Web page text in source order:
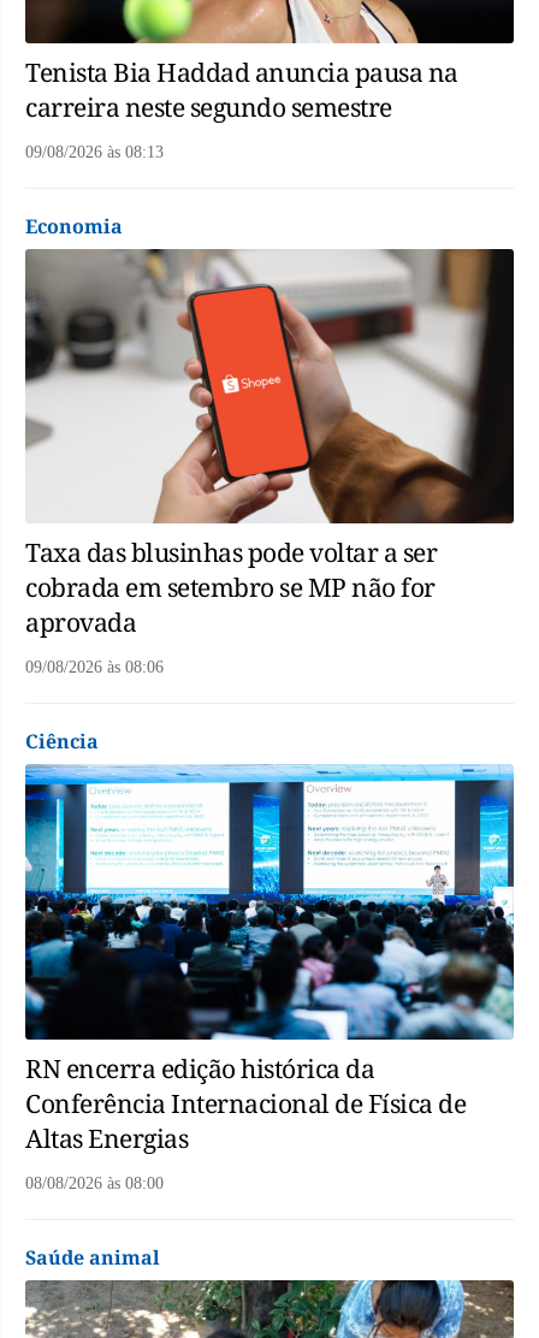
Tenista Bia Haddad anuncia pausa na
carreira neste segundo semestre
09/08/2026 às 08:13
Economia
Taxa das blusinhas pode voltar a ser
cobrada em setembro se MP não for
aprovada
09/08/2026 às 08:06
Ciência
RN encerra edição histórica da
Conferência Internacional de Física de
Altas Energias
08/08/2026 às 08:00
Saúde animal